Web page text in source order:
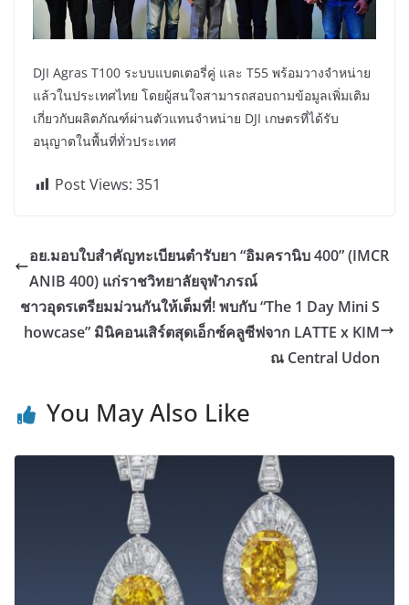
DJI Agras T100 ระบบแบตเตอรี่คู่ และ T55 พร้อมวางจำหน่าย
แล้วในประเทศไทย โดยผู้สนใจสามารถสอบถามข้อมูลเพิ่มเติม
เกี่ยวกับผลิตภัณฑ์ผ่านตัวแทนจำหน่าย DJI เกษตรที่ได้รับ
อนุญาตในพื้นที่ทั่วประเทศ
Post Views: 351
อย.มอบใบสำคัญทะเบียนตำรับยา “อิมครานิบ 400” (IMCR
ANIB 400) แก่ราชวิทยาลัยจุฬาภรณ์
ชาวอุดรเตรียมม่วนกันให้เต็มที่! พบกับ “The 1 Day Mini S
howcase” มินิคอนเสิร์ตสุดเอ็กซ์คลูซีฟจาก LATTE x KIM
ณ Central Udon
You May Also Like